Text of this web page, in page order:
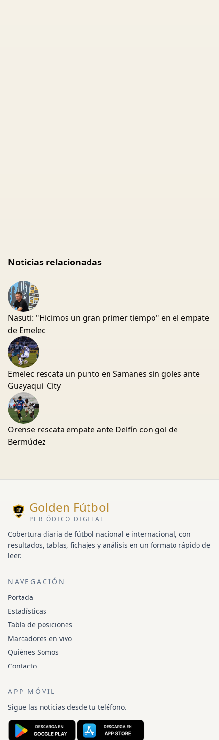
Noticias relacionadas
Nasuti: "Hicimos un gran primer tiempo" en el empate
de Emelec
Emelec rescata un punto en Samanes sin goles ante
Guayaquil City
Orense rescata empate ante Delfín con gol de
Bermúdez
Golden Fútbol
PERIÓDICO DIGITAL
Cobertura diaria de fútbol nacional e internacional, con
resultados, tablas, fichajes y análisis en un formato rápido de
leer.
NAVEGACIÓN
Portada
Estadísticas
Tabla de posiciones
Marcadores en vivo
Quiénes Somos
Contacto
APP MÓVIL
Sigue las noticias desde tu teléfono.